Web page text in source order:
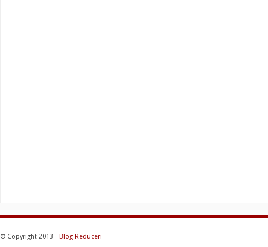
© Copyright 2013 - Blog Reduceri